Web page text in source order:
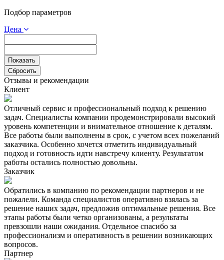
Подбор параметров
Цена
Отзывы и рекомендации
Клиент
Отличный сервис и профессиональный подход к решению
задач. Специалисты компании продемонстрировали высокий
уровень компетенции и внимательное отношение к деталям.
Все работы были выполнены в срок, с учетом всех пожеланий
заказчика. Особенно хочется отметить индивидуальный
подход и готовность идти навстречу клиенту. Результатом
работы остались полностью довольны.
Заказчик
Обратились в компанию по рекомендации партнеров и не
пожалели. Команда специалистов оперативно взялась за
решение наших задач, предложив оптимальные решения. Все
этапы работы были четко организованы, а результаты
превзошли наши ожидания. Отдельное спасибо за
профессионализм и оперативность в решении возникающих
вопросов.
Партнер